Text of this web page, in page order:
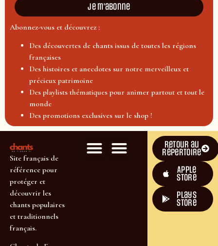
Je m'abonne
Abonnez-vous et découvrez :
Des découvertes de chants issus de toutes les régions
françaises
Des histoires et anecdotes sur notre merveilleux et
précieux patrimoine
Des playlists thématiques pour animer partout et tout le
monde
Des promotions exclusives sur le shop !
Site français de
référence pour
protéger et
découvrir les
chants populaires
et traditionnels
français.
Retour au
répertoire
Apple
Store
plays
store